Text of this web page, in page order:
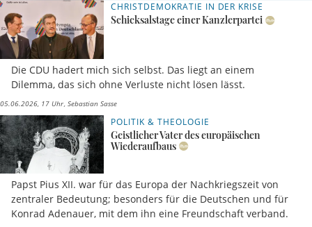
CHRISTDEMOKRATIE IN DER KRISE
Schicksalstage einer Kanzlerpartei
Die CDU hadert mich sich selbst. Das liegt an einem
Dilemma, das sich ohne Verluste nicht lösen lässt.
05.06.2026, 17 Uhr Sebastian Sasse
POLITIK & THEOLOGIE
Geistlicher Vater des europäischen
Wiederaufbaus
Papst Pius XII. war für das Europa der Nachkriegszeit von
zentraler Bedeutung; besonders für die Deutschen und für
Konrad Adenauer, mit dem ihn eine Freundschaft verband.